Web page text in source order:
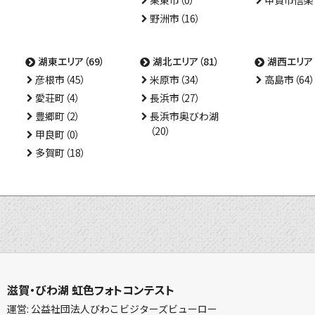
野洲市（16）
湖東エリア（69）
彦根市（45）
愛荘町（4）
豊郷町（2）
甲良町（0）
多賀町（18）
湖北エリア（81）
米原市（34）
長浜市（27）
長浜市奥びわ湖
（20）
湖西エリア
高島市（64）
滋賀・びわ湖 虹色フォトコンテスト
運営: 公益社団法人びわこビジターズビューロー